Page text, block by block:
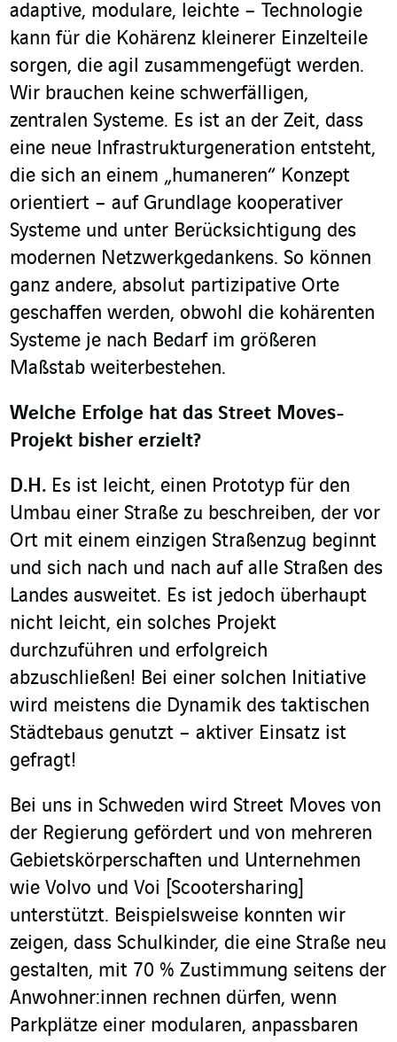
adaptive, modulare, leichte – Technologie
kann für die Kohärenz kleinerer Einzelteile
sorgen, die agil zusammengefügt werden.
Wir brauchen keine schwerfälligen,
zentralen Systeme. Es ist an der Zeit, dass
eine neue Infrastrukturgeneration entsteht,
die sich an einem „humaneren“ Konzept
orientiert – auf Grundlage kooperativer
Systeme und unter Berücksichtigung des
modernen Netzwerkgedankens. So können
ganz andere, absolut partizipative Orte
geschaffen werden, obwohl die kohärenten
Systeme je nach Bedarf im größeren
Maßstab weiterbestehen.
Welche Erfolge hat das Street Moves-
Projekt bisher erzielt?
D.H. Es ist leicht, einen Prototyp für den
Umbau einer Straße zu beschreiben, der vor
Ort mit einem einzigen Straßenzug beginnt
und sich nach und nach auf alle Straßen des
Landes ausweitet. Es ist jedoch überhaupt
nicht leicht, ein solches Projekt
durchzuführen und erfolgreich
abzuschließen! Bei einer solchen Initiative
wird meistens die Dynamik des taktischen
Städtebaus genutzt – aktiver Einsatz ist
gefragt!
Bei uns in Schweden wird Street Moves von
der Regierung gefördert und von mehreren
Gebietskörperschaften und Unternehmen
wie Volvo und Voi [Scootersharing]
unterstützt. Beispielsweise konnten wir
zeigen, dass Schulkinder, die eine Straße neu
gestalten, mit 70 % Zustimmung seitens der
Anwohner:innen rechnen dürfen, wenn
Parkplätze einer modularen, anpassbaren